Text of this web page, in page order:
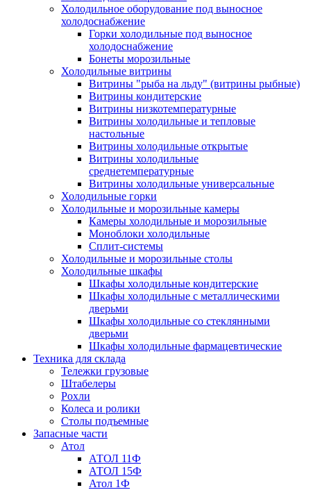
Холодильное оборудование под выносное
холодоснабжение
Горки холодильные под выносное
холодоснабжение
Бонеты морозильные
Холодильные витрины
Витрины "рыба на льду" (витрины рыбные)
Витрины кондитерские
Витрины низкотемпературные
Витрины холодильные и тепловые
настольные
Витрины холодильные открытые
Витрины холодильные
среднетемпературные
Витрины холодильные универсальные
Холодильные горки
Холодильные и морозильные камеры
Камеры холодильные и морозильные
Моноблоки холодильные
Сплит-системы
Холодильные и морозильные столы
Холодильные шкафы
Шкафы холодильные кондитерские
Шкафы холодильные с металлическими
дверьми
Шкафы холодильные со стеклянными
дверьми
Шкафы холодильные фармацевтические
Техника для склада
Тележки грузовые
Штабелеры
Рохли
Колеса и ролики
Столы подъемные
Запасные части
Атол
АТОЛ 11Ф
АТОЛ 15Ф
Атол 1Ф